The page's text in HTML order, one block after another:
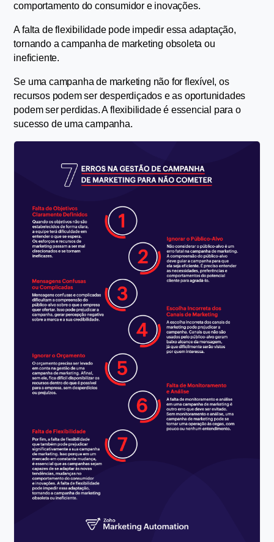
comportamento do consumidor e inovações.
A falta de flexibilidade pode impedir essa adaptação,
tornando a campanha de marketing obsoleta ou
ineficiente.
Se uma campanha de marketing não for flexível, os
recursos podem ser desperdiçados e as oportunidades
podem ser perdidas. A flexibilidade é essencial para o
sucesso de uma campanha.